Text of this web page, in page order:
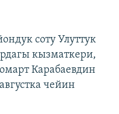
соту Улуттук
кызматкери,
Карабаевдин
чейин